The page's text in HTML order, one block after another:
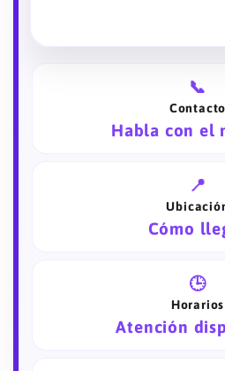
📞
Contacto
Habla con el
📍
Cómo
🕒
Horarios
Atención